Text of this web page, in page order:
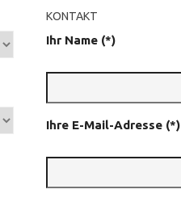
KONTAKT
Ihr Name (*)
Ihre E-Mail-Adresse (*)